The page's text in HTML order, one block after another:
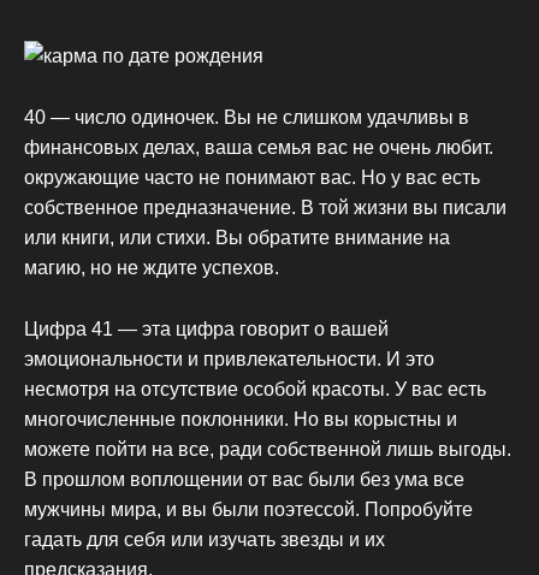
40 — число одиночек. Вы не слишком удачливы в
финансовых делах, ваша семья вас не очень любит.
окружающие часто не понимают вас. Но у вас есть
собственное предназначение. В той жизни вы писали
или книги, или стихи. Вы обратите внимание на
магию, но не ждите успехов.
Цифра 41 — эта цифра говорит о вашей
эмоциональности и привлекательности. И это
несмотря на отсутствие особой красоты. У вас есть
многочисленные поклонники. Но вы корыстны и
можете пойти на все, ради собственной лишь выгоды.
В прошлом воплощении от вас были без ума все
мужчины мира, и вы были поэтессой. Попробуйте
гадать для себя или изучать звезды и их
предсказания.